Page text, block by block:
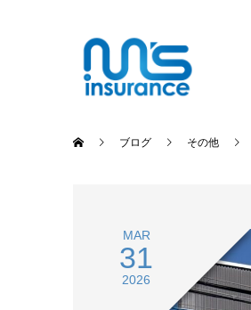
ブログ その他
MAR
31
2026